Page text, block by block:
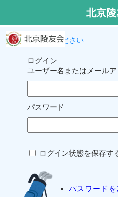
ログインしてください
ログイン
ユーザー名またはメールア
パスワード
ログイン状態を保存す
パスワードを
北京